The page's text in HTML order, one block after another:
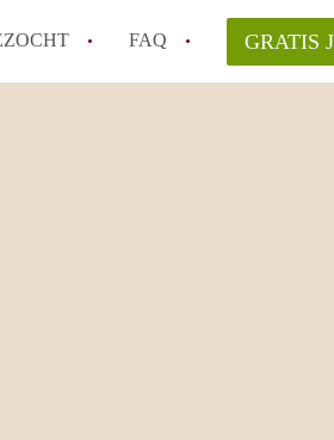
FAQ
tussen een kot, studio en appartement?
een studentenkot in Antwerpen gemiddeld?
GRATIS